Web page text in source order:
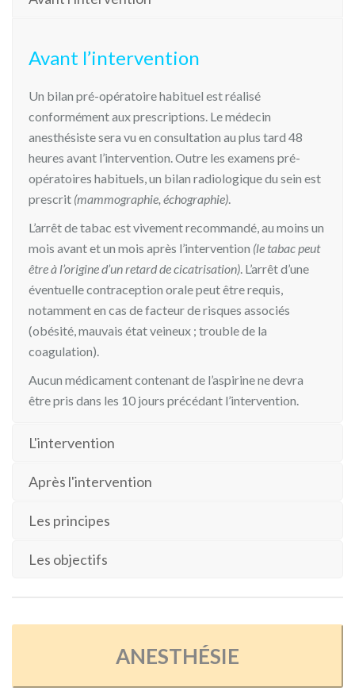
Avant l’intervention
Un bilan pré-opératoire habituel est réalisé
conformément aux prescriptions. Le médecin
anesthésiste sera vu en consultation au plus tard 48
heures avant l’intervention. Outre les examens pré-
opératoires habituels, un bilan radiologique du sein est
prescrit (mammographie, échographie).
L’arrêt de tabac est vivement recommandé, au moins un
mois avant et un mois après l’intervention (le tabac peut
être à l’origine d’un retard de cicatrisation). L’arrêt d’une
éventuelle contraception orale peut être requis,
notamment en cas de facteur de risques associés
(obésité, mauvais état veineux ; trouble de la
coagulation).
Aucun médicament contenant de l’aspirine ne devra
être pris dans les 10 jours précédant l’intervention.
L'intervention
Après l'intervention
Les principes
Les objectifs
ANESTHÉSIE